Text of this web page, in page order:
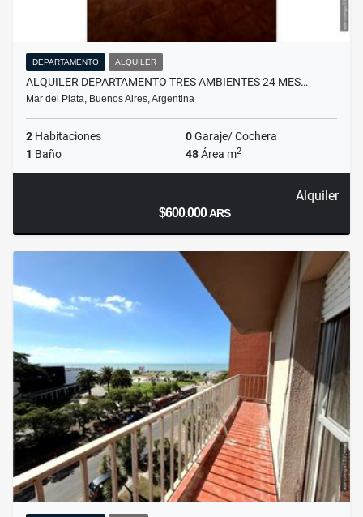
DEPARTAMENTO ALQUILER
ALQUILER DEPARTAMENTO TRES AMBIENTES 24 MES…
Mar del Plata, Buenos Aires, Argentina
2 Habitaciones 0Garaje/ Cochera
1 Baño 48Área m2
Alquiler
$600.000ARS